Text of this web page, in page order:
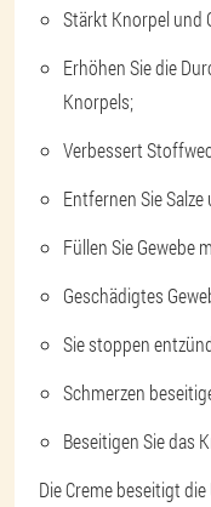
Stärkt Knorpel und
Erhöhen Sie die
Knorpels;
Verbessert
Entfernen Sie
Füllen Sie Gewebe
Geschädigtes
Sie stoppen
Schmerzen
Beseitigen Sie das
Die Creme beseitigt